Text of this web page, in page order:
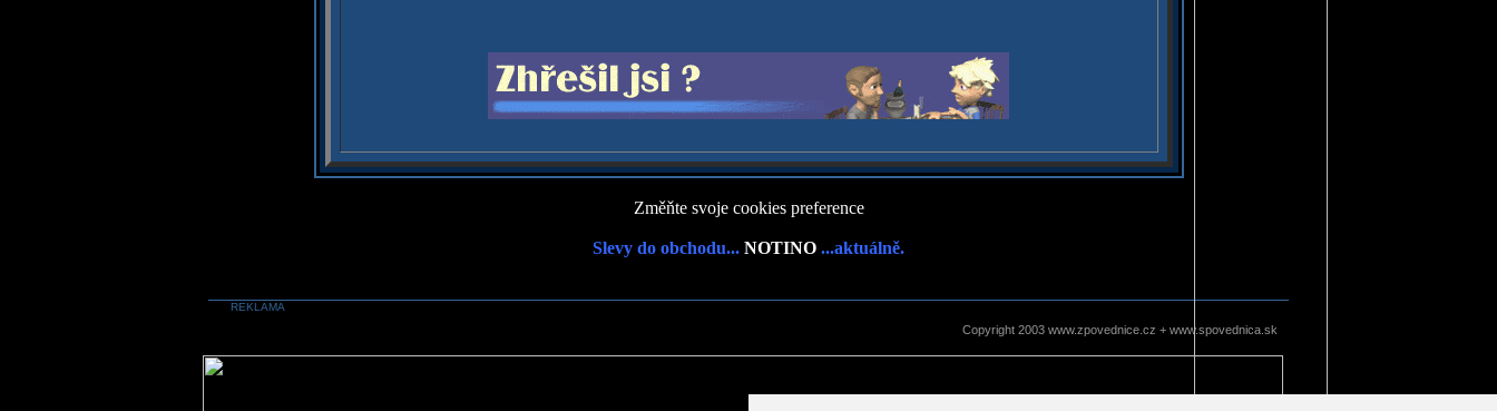
Změňte svoje cookies preference
Slevy do obchodu... NOTINO ...aktuálně.
REKLAMA
Copyright 2003 www.zpovednice.cz + www.spovednica.sk